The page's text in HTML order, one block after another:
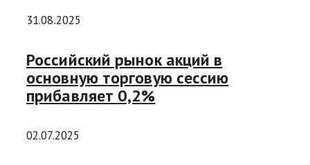
31.08.2025
Российский рынок акций в
основную торговую сессию
прибавляет 0,2%
02.07.2025